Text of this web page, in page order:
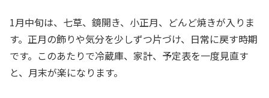
1月中旬は、七草、鏡開き、小正月、どんど焼きが入りま
す。正月の飾りや気分を少しずつ片づけ、日常に戻す時期
です。このあたりで冷蔵庫、家計、予定表を一度見直す
と、月末が楽になります。